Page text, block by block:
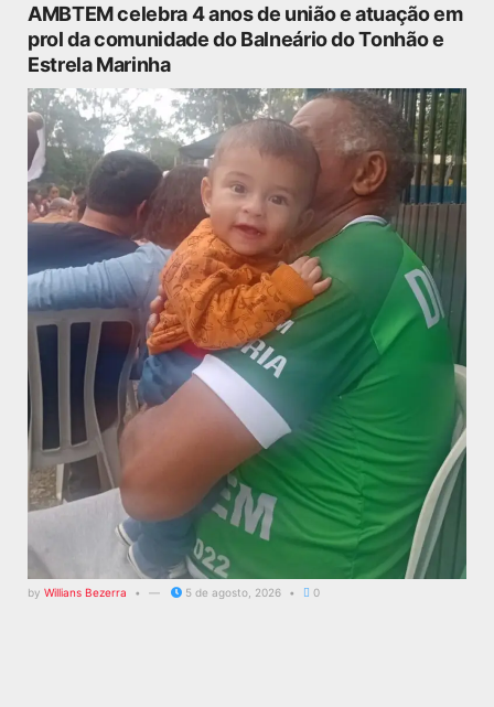
AMBTEM celebra 4 anos de união e atuação em
prol da comunidade do Balneário do Tonhão e
Estrela Marinha
by Willians Bezerra 5 de agosto, 2026 0